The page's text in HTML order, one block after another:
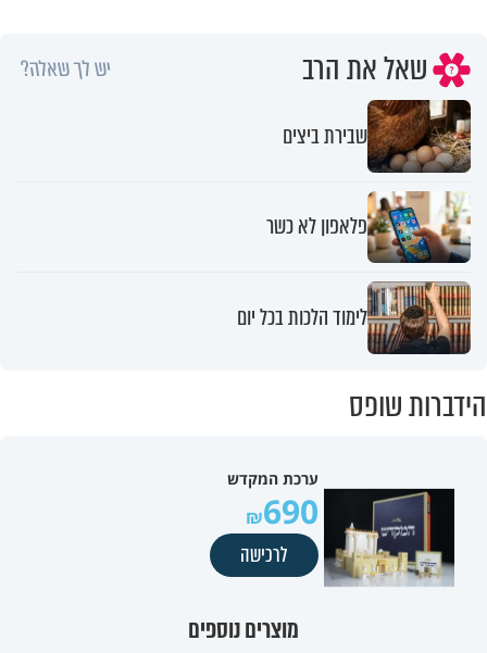
שאל את הרב יש לך שאלה?
שבירת ביצים
פלאפון לא כשר
לימוד הלכות בכל יום
הידברות שופס
ערכת המקדש
690
לרכישה
מוצרים נוספים